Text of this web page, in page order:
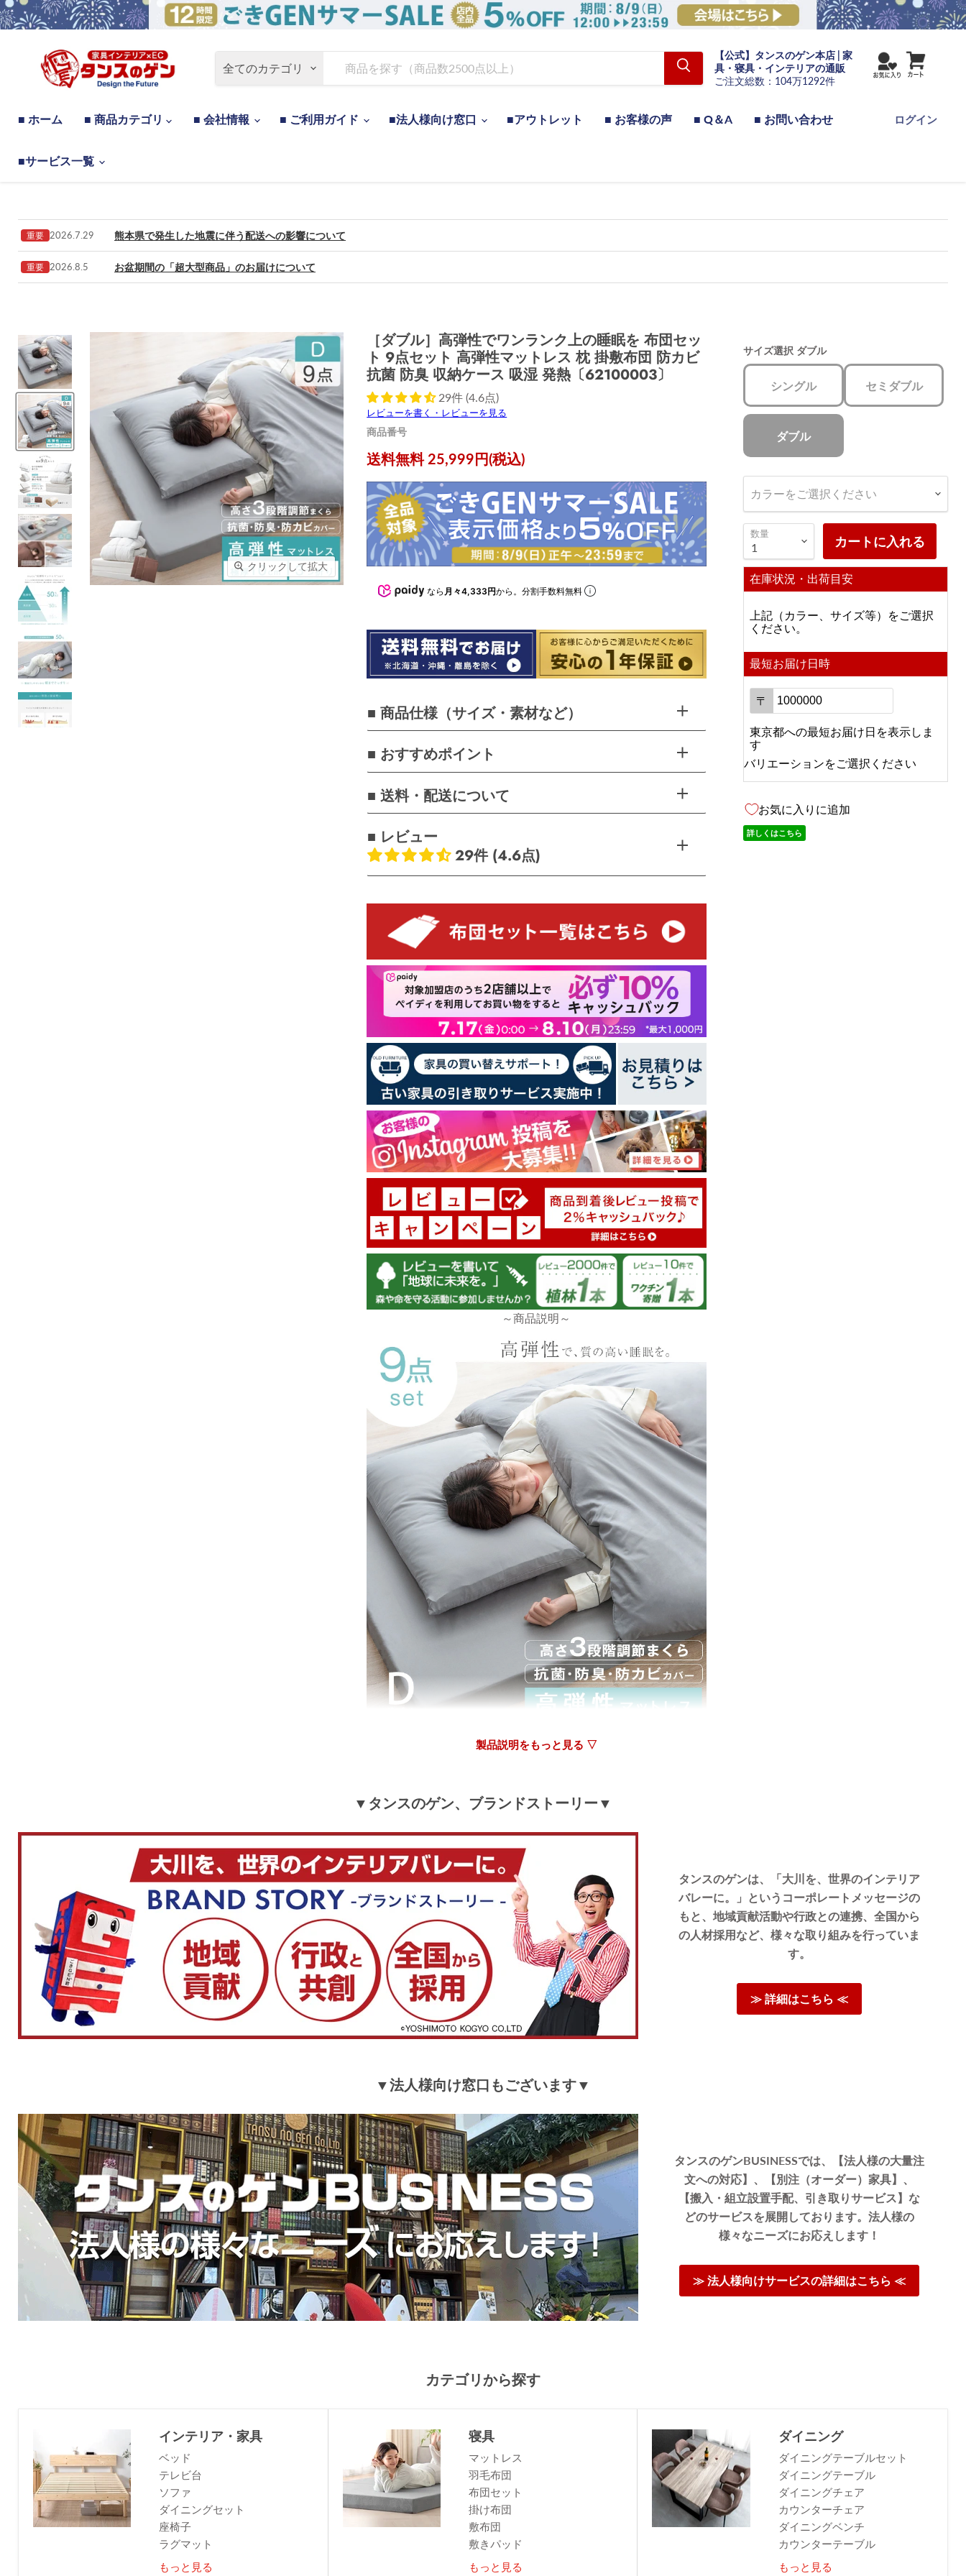
全てのカテゴリ
【公式】タンスのゲン本店 | 家
具・寝具・インテリアの通販
ご注文総数：104万1292件
■ ホーム ■ 商品カテゴリ ■ 会社情報 ■ ご利用ガイド ■法人様向け窓口 ■アウトレット ■ お客様の声 ■ Q＆A ■ お問い合わせ
■サービス一覧
ログイン
重要 2026.7.29 熊本県で発生した地震に伴う配送への影響について
重要 2026.8.5 お盆期間の「超大型商品」のお届けについて
クリックして拡大
［ダブル］高弾性でワンランク上の睡眠を 布団セッ
ト 9点セット 高弾性マットレス 枕 掛敷布団 防カビ
抗菌 防臭 収納ケース 吸湿 発熱〔62100003〕
29件 (4.6点)
レビューを書く・レビューを見る
商品番号
現在の価格
送料無料 25,999円(税込)
なら 月々4,333円から。分割手数料無料
■ 商品仕様（サイズ・素材など）
■ おすすめポイント
■ 送料・配送について
■ レビュー
29件 (4.6点)
お客様のレビュー
5つ星中4.62つ星
レビュー数 29 件
23
3
2
0
1
レビューを書く
100.0 100.0
tansu-gen749835
息子夫婦の帰省に合わせて購入。箱から出してすぐのマットレス
は不良品か？と思うほど型崩れしてました。問い合わせたとこ
ろ、１週間程度でもとに戻るとの事で広げたまま様子を見まし
た。本当に綺麗になりました。そして息子夫婦によれば寝心地も
バッチリだそうです。購入して良かったです。ゲンさんの商品を
購入したのは今回で３回目ですが、どれもお手頃価格の良品で助
かってます。また何かあれば利用させていただきます。
>>タンスのゲンが返信しました
この度は、タンスのゲンをご利用いただき誠にありがとうご
ざいます。
無事に商品が復元したようで安心いたしました。
また、寝心地や価格帯に関してもご満足いただけたようで大
変うれしく思っております。
ご愛用いただけましたら幸いです。
またのご利用、心よりお待ちしております。
10/14/2025
ざいます。
実際に布団セットをご使用いただき、寝心地の良さをお気に
召していただけたとのことでうれしく思います。
これからもこちらの商品で快適にお休み頂ければ幸いです。
機会がございましたら是非また当店をご利用ください。
05/08/2025
tansu-gen628157
マットは厚くて良い
>>タンスのゲンが返信しました
この度はタンスのゲンをご利用いただき誠にありがとうござ
末永くご愛用頂ければ幸いです。
≫もっと見る≪
～商品説明～
製品説明をもっと見る ▽
サイズ選択 ダブル
シングル セミダブル
ダブル
カラーをご選択ください
数量 カートに入れる
在庫状況・出荷目安
上記（カラー、サイズ等）をご選択
ください。
最短お届け日時
〒
東京都への最短お届け日を表示しま
す
バリエーションをご選択ください
お気に入りに追加
詳しくはこちら
▼タンスのゲン、ブランドストーリー▼
タンスのゲンは、「大川を、世界のインテリア
バレーに。」というコーポレートメッセージの
もと、地域貢献活動や行政との連携、全国から
の人材採用など、様々な取り組みを行っていま
す。
≫ 詳細はこちら ≪
▼法人様向け窓口もございます▼
タンスのゲンBUSINESSでは、【法人様の大量注
文への対応】、【別注（オーダー）家具】、
【搬入・組立設置手配、引き取りサービス】な
どのサービスを展開しております。法人様の
様々なニーズにお応えします！
≫ 法人様向けサービスの詳細はこちら ≪
カテゴリから探す
インテリア・家具
ベッド
テレビ台
ソファ
ダイニングセット
座椅子
ラグマット
もっと見る
寝具
マットレス
羽毛布団
布団セット
掛け布団
敷布団
敷きパッド
もっと見る
ダイニング
ダイニングテーブルセット
ダイニングテーブル
ダイニングチェア
カウンターチェア
ダイニングベンチ
カウンターテーブル
もっと見る